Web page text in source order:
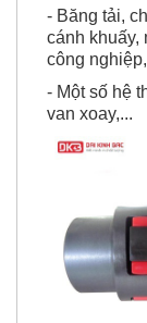
xi măng,
- Băng tải,
cánh khuấy,
công
- Một số hệ
van xoay,...